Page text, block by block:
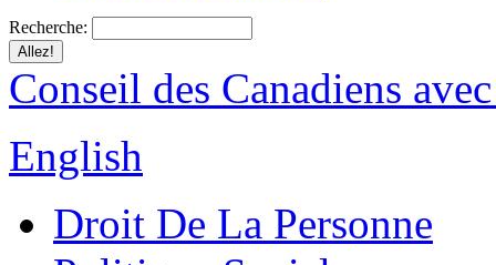
Recherche:
Conseil des Canadiens
English
Droit De La Personne